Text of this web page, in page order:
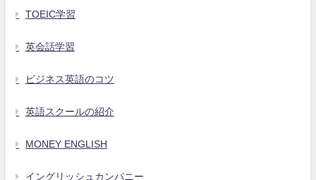
TOEIC学習
英会話学習
ビジネス英語のコツ
英語スクールの紹介
MONEY ENGLISH
イングリッシュカンパニー